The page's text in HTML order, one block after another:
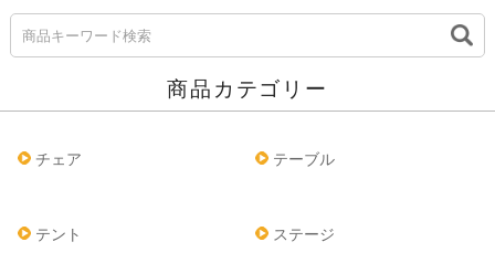
商品カテゴリー
チェア テーブル
テント ステージ